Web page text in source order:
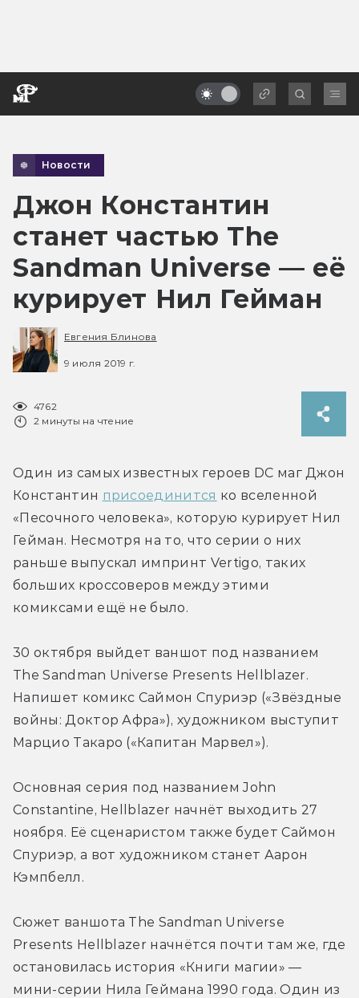
Новости
Джон Константин
станет частью The
Sandman Universe — её
курирует Нил Гейман
Евгения Блинова
9 июля 2019 г.
4762
2 минуты на чтение
Один из самых известных героев DC маг Джон
Константин присоединится ко вселенной
«Песочного человека», которую курирует Нил
Гейман. Несмотря на то, что серии о них
раньше выпускал импринт Vertigo, таких
больших кроссоверов между этими
комиксами ещё не было.
30 октября выйдет ваншот под названием
The Sandman Universe Presents Hellblazer.
Напишет комикс Саймон Спуриэр («Звёздные
войны: Доктор Афра»), художником выступит
Марцио Такаро («Капитан Марвел»).
Основная серия под названием John
Constantine, Hellblazer начнёт выходить 27
ноября. Её сценаристом также будет Саймон
Спуриэр, а вот художником станет Аарон
Кэмпбелл.
Сюжет ваншота The Sandman Universe
Presents Hellblazer начнётся почти там же, где
остановилась история «Книги магии» —
мини-серии Нила Геймана 1990 года. Один из